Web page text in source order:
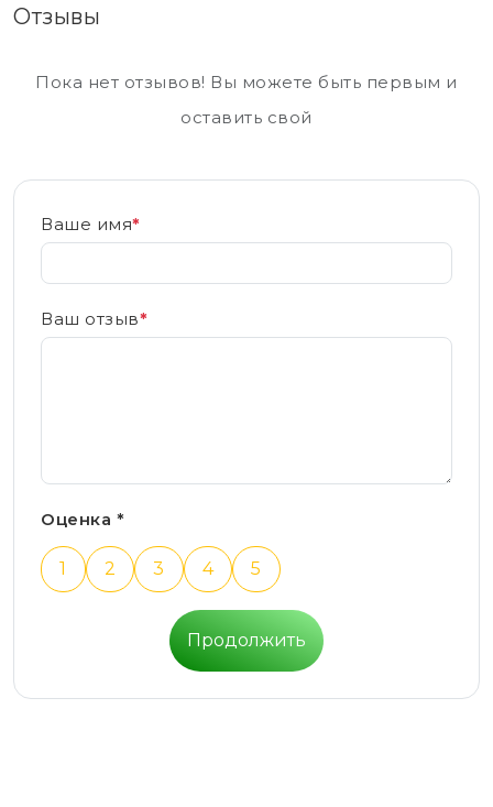
Отзывы
Пока нет отзывов! Вы можете быть первым и
оставить свой
Ваше имя*
Ваш отзыв*
Оценка *
1 2 3 4 5
Продолжить